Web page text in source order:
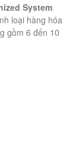
System
loại hàng hóa
gồm 6 đến 10